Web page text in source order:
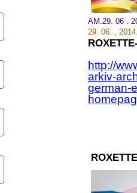
AM.29. 06 .
29. 06. ,
http://
arkiv-
german-